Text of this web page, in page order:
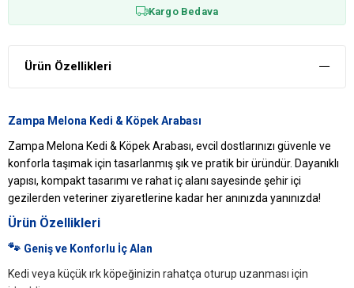
Kargo Bedava
Ürün Özellikleri
Zampa Melona Kedi & Köpek Arabası
Zampa Melona Kedi & Köpek Arabası, evcil dostlarınızı güvenle ve
konforla taşımak için tasarlanmış şık ve pratik bir üründür. Dayanıklı
yapısı, kompakt tasarımı ve rahat iç alanı sayesinde şehir içi
gezilerden veteriner ziyaretlerine kadar her anınızda yanınızda!
Ürün Özellikleri
🐾 Geniş ve Konforlu İç Alan
Kedi veya küçük ırk köpeğinizin rahatça oturup uzanması için